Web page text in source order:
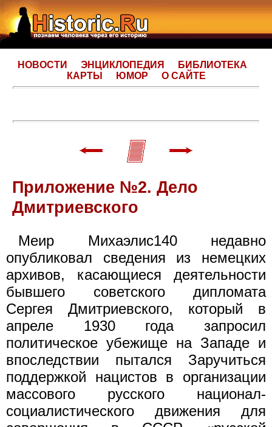
НОВОСТИ ЭНЦИКЛОПЕДИЯ
БИБЛИОТЕКА
КАРТЫ
ЮМОР О САЙТЕ
Приложение №2. Дело
Дмитриевского
Меир Михаэлис140 недавно
опубликовал сведения из немецких
архивов, касающиеся деятельности
бывшего советского дипломата
Сергея Дмитриевского, который в
апреле 1930 года запросил
политическое убежище на Западе и
впоследствии пытался Заручиться
поддержкой нацистов в организации
массового русского национал-
социалистического движения для